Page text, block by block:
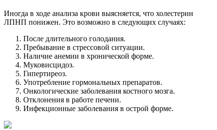
Иногда в ходе анализа крови выясняется, что холестерин
ЛПНП понижен. Это возможно в следующих случаях:
После длительного голодания.
Пребывание в стрессовой ситуации.
Наличие анемии в хронической форме.
Муковисцидоз.
Гипертиреоз.
Употребление гормональных препаратов.
Онкологические заболевания костного мозга.
Отклонения в работе печени.
Инфекционные заболевания в острой форме.